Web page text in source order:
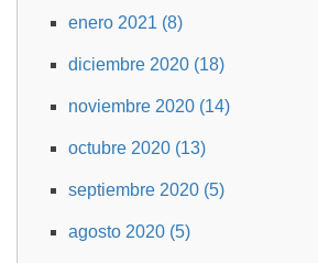
enero 2021 (8)
diciembre 2020 (18)
noviembre 2020 (14)
octubre 2020 (13)
septiembre 2020 (5)
agosto 2020 (5)